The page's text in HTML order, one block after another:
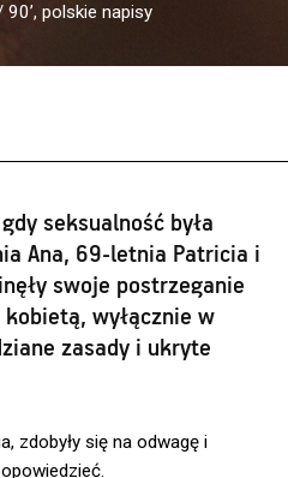
90’, polskie napisy
seksualność była
Ana, 69-letnia Patricia i
swoje postrzeganie
wyłącznie w
zasady i ukryte
zdobyły się na odwagę i